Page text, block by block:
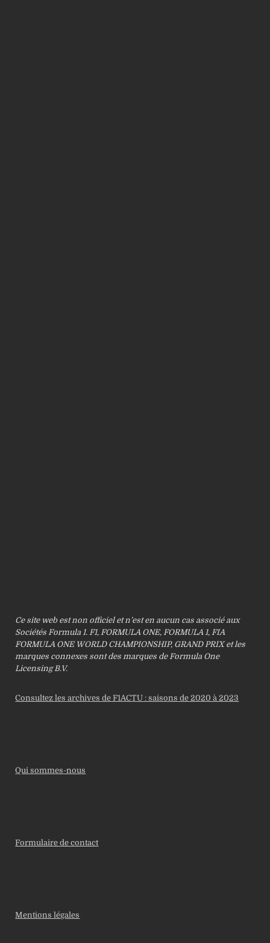
Ce site web est non officiel et n’est en aucun cas associé aux
Sociétés Formula 1. F1, FORMULA ONE, FORMULA 1, FIA
FORMULA ONE WORLD CHAMPIONSHIP, GRAND PRIX et les
marques connexes sont des marques de Formula One
Licensing B.V.
Consultez les archives de F1ACTU : saisons de 2020 à 2023
Qui sommes-nous
Formulaire de contact
Mentions légales